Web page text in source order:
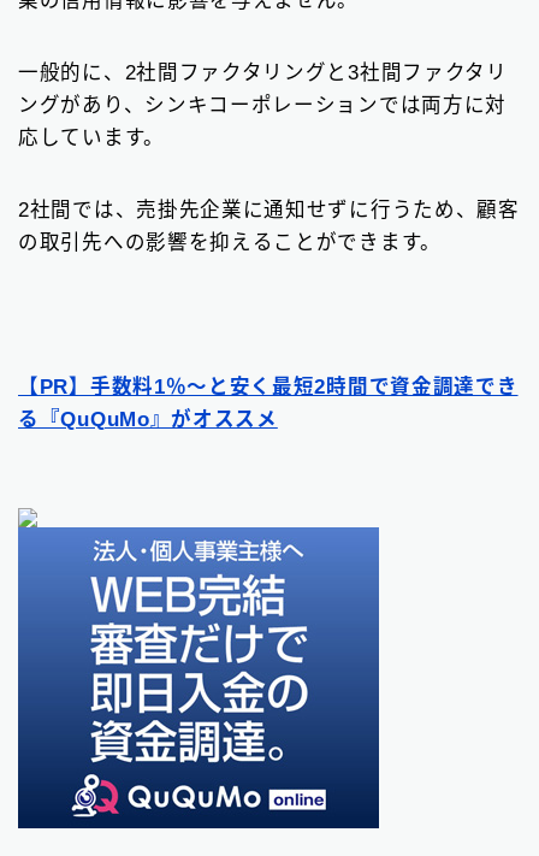
一般的に、2社間ファクタリングと3社間ファクタリ
ングがあり、シンキコーポレーションでは両方に対
応しています。
2社間では、売掛先企業に通知せずに行うため、顧客
の取引先への影響を抑えることができます。
【PR】手数料1％〜と安く最短2時間で資金調達でき
る『QuQuMo』がオススメ